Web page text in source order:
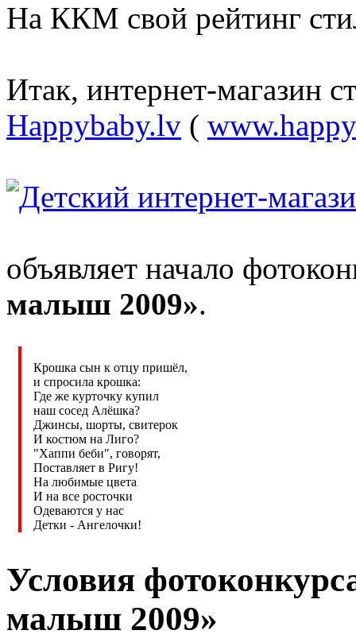
На ККМ свой рейтинг
Итак, интернет-магазин
Happybaby.lv (
объявляет начало
малыш 2009».
Крошка сын к отцу пришёл,
и спросила крошка:
Где же курточку купил
наш сосед Алёшка?
Джинсы, шорты, свитерок
И костюм на Лиго?
"Хаппи беби", говорят,
Поставляет в Ригу!
На любимые цвета
И на все росточки
Одеваются у нас
Детки - Ангелочки!
Условия
малыш 2009»